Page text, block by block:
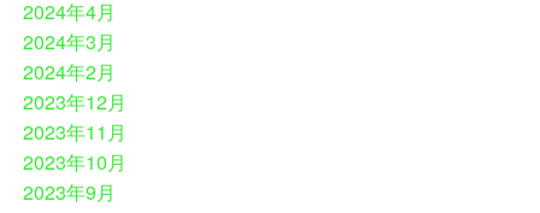
2024年4月
2024年3月
2024年2月
2023年12月
2023年11月
2023年10月
2023年9月